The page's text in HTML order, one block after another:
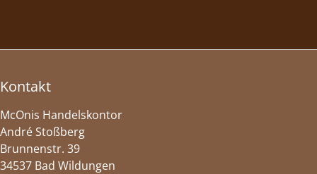
Kontakt
McOnis Handelskontor
André Stoßberg
Brunnenstr. 39
34537 Bad Wildungen